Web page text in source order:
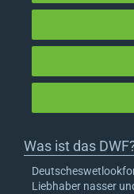
Was ist das
Liebhaber nasser